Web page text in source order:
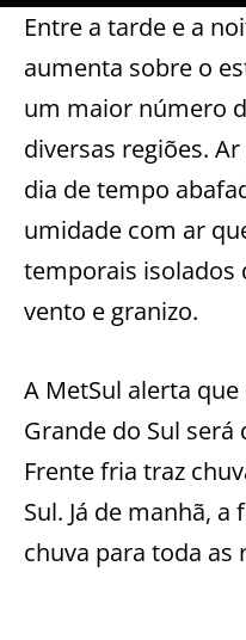
Entre a tarde e a
aumenta sobre o
um maior número
diversas regiões.
dia de tempo
umidade com ar
temporais isolados
vento e granizo.
A MetSul alerta
Grande do Sul
Frente fria traz
Sul. Já de manhã, a
chuva para toda as